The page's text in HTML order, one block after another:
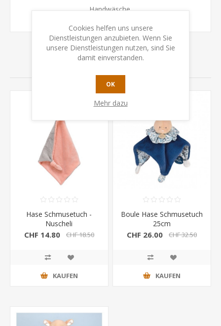
Handwäsche.
Hase Schmusetuch -
Nuscheli
CHF 14.80 CHF 18.50
KAUFEN
Boule Hase Schmusetuch
25cm
CHF 26.00 CHF 32.50
KAUFEN
Cookies helfen uns unsere
Dienstleistungen anzubieten. Wenn Sie
unsere Dienstleistungen nutzen, sind Sie
damit einverstanden.
OK
Mehr dazu